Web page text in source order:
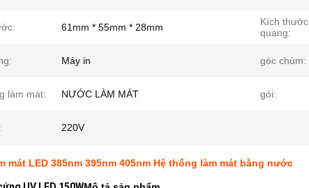
61mm * 55mm * 28mm
Kích
quang:
Máy in góc chùm:
làm mát: NƯỚC LÀM MÁT gói:
220V
mát LED 385nm 395nm 405nm Hệ thống làm mát bằng nước